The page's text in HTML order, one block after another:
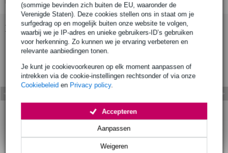
(sommige bevinden zich buiten de EU, waaronder de
Verenigde Staten). Deze cookies stellen ons in staat om je
surfgedrag op en mogelijk buiten onze website te volgen,
waarbij we je IP-adres en unieke gebruikers-ID’s gebruiken
voor herkenning. Zo kunnen we je ervaring verbeteren en
relevante aanbiedingen tonen.
Je kunt je cookievoorkeuren op elk moment aanpassen of
intrekken via de cookie-instellingen rechtsonder of via onze
Cookiebeleid en Privacy policy.
Weigeren
Aanpassen
Accepteren
Bekijk ook eens (1)